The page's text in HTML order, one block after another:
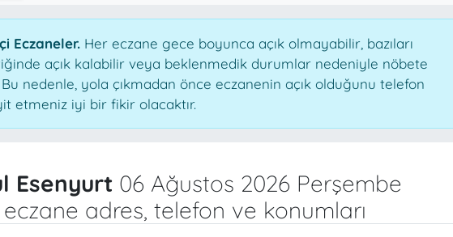
Eczaneler.Her eczane gece boyunca açık olmayabilir, bazıları
açık kalabilir veya beklenmedik durumlar nedeniyle nöbete
nedenle, yola çıkmadan önce eczanenin açık olduğunu telefon
etmeniz iyi bir fikir olacaktır.
Esenyurt06 Ağustos 2026 Perşembe
adres, telefon ve konumları